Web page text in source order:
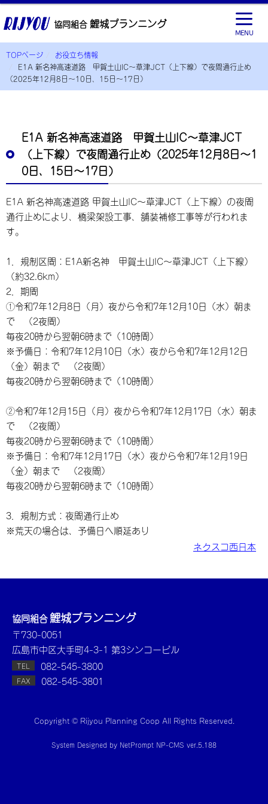
協同組合 鯉城プランニング
TOPページ
お役立ち情報
E1A 新名神高速道路 甲賀土山IC～草津JCT（上下線）で夜間通行止め
（2025年12月8日～10日、15日～17日）
E1A 新名神高速道路 甲賀土山IC～草津JCT
（上下線）で夜間通行止め（2025年12月8日～1
0日、15日～17日）
E1A 新名神高速道路 甲賀土山IC～草津JCT（上下線）の夜間
通行止めにより、橋梁架設工事、舗装補修工事等が行われま
す。
1．規制区間：E1A新名神 甲賀土山IC～草津JCT（上下線）
（約32.6km）
2．期間
①令和7年12月8日（月）夜から令和7年12月10日（水）朝ま
で （2夜間）
毎夜20時から翌朝6時まで（10時間）
※予備日：令和7年12月10日（水）夜から令和7年12月12日
（金）朝まで （2夜間）
毎夜20時から翌朝6時まで（10時間）
②令和7年12月15日（月）夜から令和7年12月17日（水）朝ま
で （2夜間）
毎夜20時から翌朝6時まで（10時間）
※予備日：令和7年12月17日（水）夜から令和7年12月19日
（金）朝まで （2夜間）
毎夜20時から翌朝6時まで（10時間）
3．規制方式：夜間通行止め
※荒天の場合は、予備日へ順延あり
ネクスコ西日本
協同組合鯉城プランニング
〒730-0051
広島市中区大手町4-3-1 第3シンコービル
TEL 082-545-3800
FAX 082-545-3801
Copyright © Rijyou Planning Coop All Rights Reserved.
System Designed by NetPrompt NP-CMS ver.5.188
MENU